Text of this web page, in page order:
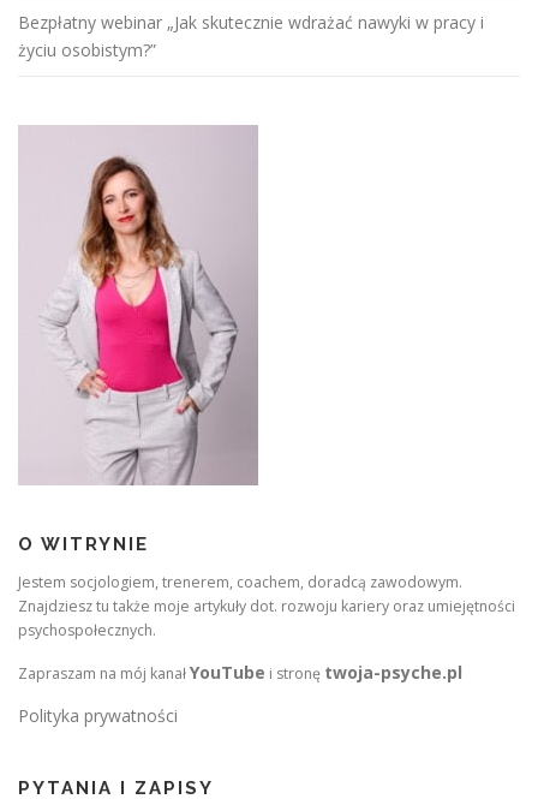
Bezpłatny webinar „Jak skutecznie wdrażać nawyki w pracy i
życiu osobistym?”
O WITRYNIE
Jestem socjologiem, trenerem, coachem, doradcą zawodowym.
Znajdziesz tu także moje artykuły dot. rozwoju kariery oraz umiejętności
psychospołecznych.
Zapraszam na mój kanałYouTube i stronę twoja-psyche.pl
Polityka prywatności
PYTANIA I ZAPISY